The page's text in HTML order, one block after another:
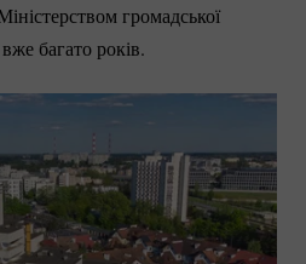
громадської
багато років.